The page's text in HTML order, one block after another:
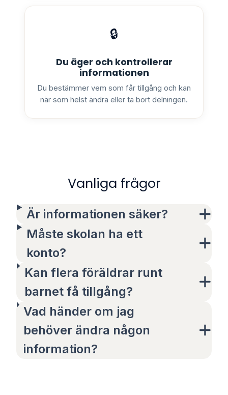
🔒
Du äger och kontrollerar
informationen
Du bestämmer vem som får tillgång och kan
när som helst ändra eller ta bort delningen.
Vanliga frågor
Är informationen säker?
Måste skolan ha ett
konto?
Kan flera föräldrar runt
barnet få tillgång?
Vad händer om jag
behöver ändra någon
information?